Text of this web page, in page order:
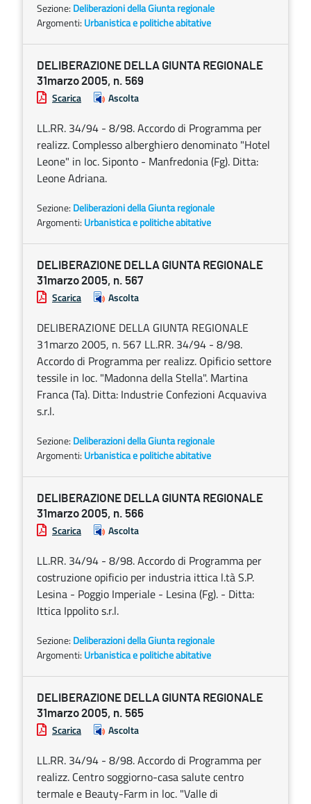
Sezione: Deliberazioni della Giunta regionale
Argomenti: Urbanistica e politiche abitative
DELIBERAZIONE DELLA GIUNTA REGIONALE
31marzo 2005, n. 569
Scarica Ascolta
LL.RR. 34/94 - 8/98. Accordo di Programma per
realizz. Complesso alberghiero denominato "Hotel
Leone" in loc. Siponto - Manfredonia (Fg). Ditta:
Leone Adriana.
Sezione: Deliberazioni della Giunta regionale
Argomenti: Urbanistica e politiche abitative
DELIBERAZIONE DELLA GIUNTA REGIONALE
31marzo 2005, n. 567
Scarica Ascolta
DELIBERAZIONE DELLA GIUNTA REGIONALE
31marzo 2005, n. 567 LL.RR. 34/94 - 8/98.
Accordo di Programma per realizz. Opificio settore
tessile in loc. "Madonna della Stella". Martina
Franca (Ta). Ditta: Industrie Confezioni Acquaviva
s.r.l.
Sezione: Deliberazioni della Giunta regionale
Argomenti: Urbanistica e politiche abitative
DELIBERAZIONE DELLA GIUNTA REGIONALE
31marzo 2005, n. 566
Scarica Ascolta
LL.RR. 34/94 - 8/98. Accordo di Programma per
costruzione opificio per industria ittica l.tà S.P.
Lesina - Poggio Imperiale - Lesina (Fg). - Ditta:
Ittica Ippolito s.r.l.
Sezione: Deliberazioni della Giunta regionale
Argomenti: Urbanistica e politiche abitative
DELIBERAZIONE DELLA GIUNTA REGIONALE
31marzo 2005, n. 565
Scarica Ascolta
LL.RR. 34/94 - 8/98. Accordo di Programma per
realizz. Centro soggiorno-casa salute centro
termale e Beauty-Farm in loc. "Valle di